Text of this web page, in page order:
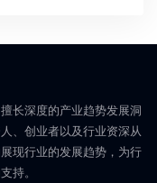
长深度的产业趋势发展洞
、创业者以及行业资深从
现行业的发展趋势，为行
持。